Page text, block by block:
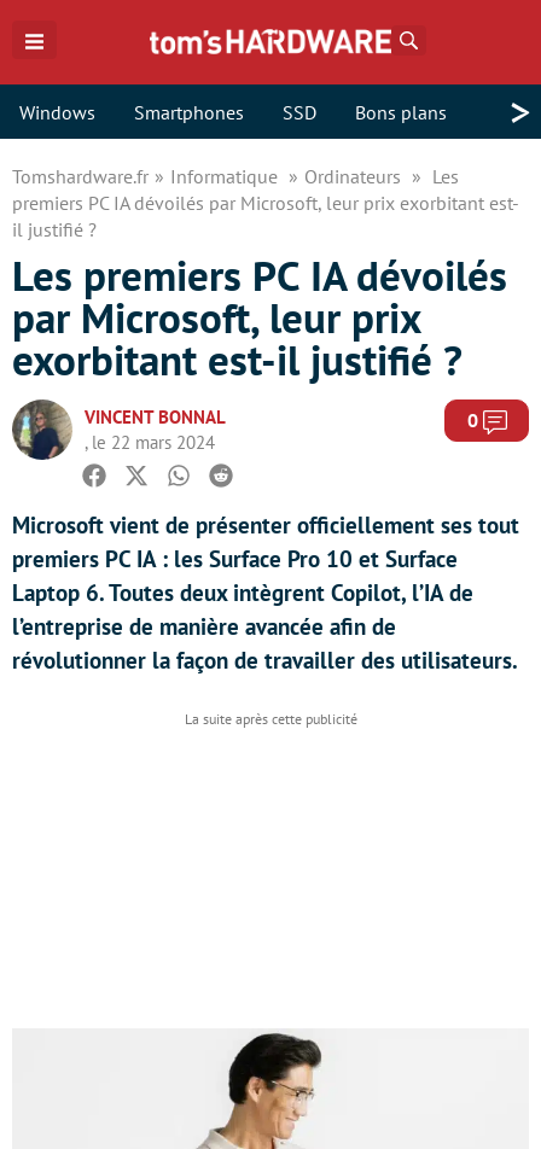
Windows Smartphones SSD Bons plans >
Tomshardware.fr Informatique Ordinateurs
Les
premiers PC IA dévoilés par Microsoft, leur prix exorbitant est-
il justifié ?
Les premiers PC IA dévoilés
par Microsoft, leur prix
exorbitant est-il justifié ?
VINCENT BONNAL
, le 22 mars 2024
0
Facebook
TwitterWhatsapp
Reddit
Microsoft vient de présenter officiellement ses tout
premiers PC IA : les Surface Pro 10 et Surface
Laptop 6. Toutes deux intègrent Copilot, l’IA de
l’entreprise de manière avancée afin de
révolutionner la façon de travailler des utilisateurs.